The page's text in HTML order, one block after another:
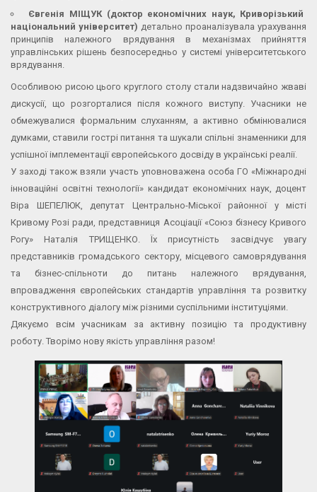
Євгенія МІЩУК (доктор економічних наук, Криворізький
національний університет) детально проаналізувала урахування
принципів належного врядування в механізмах прийняття
управлінських рішень безпосередньо у системі університетського
врядування.
Особливою рисою цього круглого столу стали надзвичайно жваві
дискусії, що розгорталися після кожного виступу. Учасники не
обмежувалися формальним слуханням, а активно обмінювалися
думками, ставили гострі питання та шукали спільні знаменники для
успішної імплементації європейського досвіду в українські реалії.
У заході також взяли участь уповноважена особа ГО «Міжнародні
інноваційні освітні технології» кандидат економічних наук, доцент
Віра ШЕПЕЛЮК, депутат Центрально-Міської районної у місті
Кривому Розі ради, представниця Асоціації «Союз бізнесу Кривого
Рогу» Наталія ТРИЩЕНКО. Їх присутність засвідчує увагу
представників громадського сектору, місцевого самоврядування
та бізнес-спільноти до питань належного врядування,
впровадження європейських стандартів управління та розвитку
конструктивного діалогу між різними суспільними інституціями.
Дякуємо всім учасникам за активну позицію та продуктивну
роботу. Творімо нову якість управління разом!